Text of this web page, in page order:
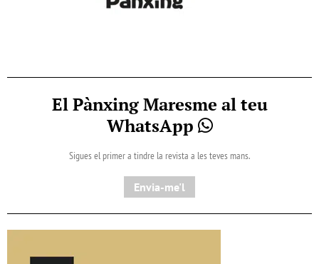
El Pànxing Maresme al teu
WhatsApp
Sigues el primer a tindre la revista a les teves mans.
Envia-me'l